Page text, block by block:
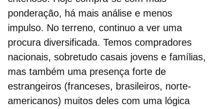
ponderação, há mais análise e menos
impulso. No terreno, continuo a ver uma
procura diversificada. Temos compradores
nacionais, sobretudo casais jovens e famílias,
mas também uma presença forte de
estrangeiros (franceses, brasileiros, norte-
americanos) muitos deles com uma lógica